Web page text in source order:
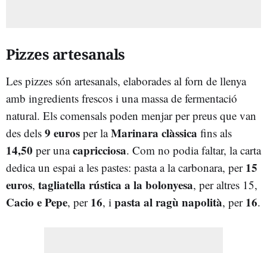
Pizzes artesanals
Les pizzes són artesanals, elaborades al forn de llenya
amb ingredients frescos i una massa de fermentació
natural. Els comensals poden menjar per preus que van
des dels 9 euros per laMarinara clàssica fins als
14,50 per unacapricciosa. Com no podia faltar, la carta
dedica un espai a les pastes: pasta a la carbonara, per 15
euros, tagliatella rústica a la bolonyesa, per altres 15,
Cacio e Pepe, per 16, i pasta al ragù napolità, per 16.